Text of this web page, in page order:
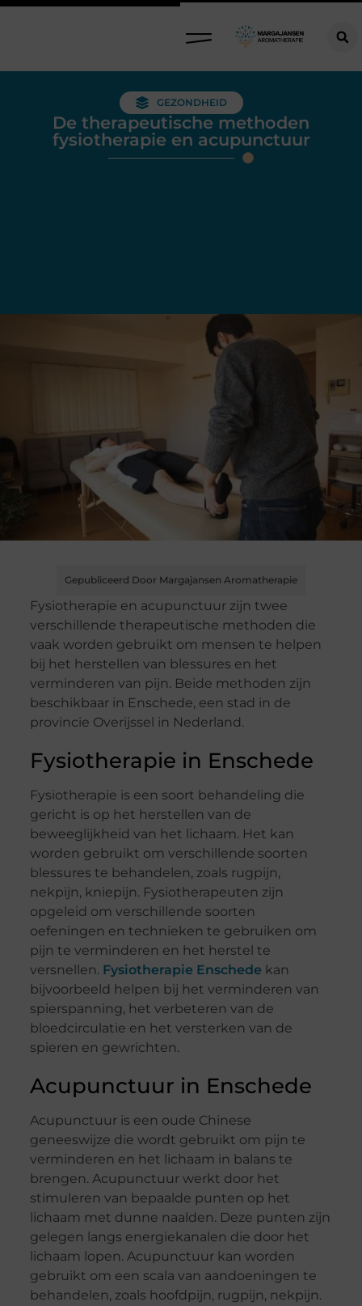
GEZONDHEID
De therapeutische methoden
fysiotherapie en acupunctuur
Gepubliceerd Door Margajansen Aromatherapie
Fysiotherapie en acupunctuur zijn twee
verschillende therapeutische methoden die
vaak worden gebruikt om mensen te helpen
bij het herstellen van blessures en het
verminderen van pijn. Beide methoden zijn
beschikbaar in Enschede, een stad in de
provincie Overijssel in Nederland.
Fysiotherapie in Enschede
Fysiotherapie is een soort behandeling die
gericht is op het herstellen van de
beweeglijkheid van het lichaam. Het kan
worden gebruikt om verschillende soorten
blessures te behandelen, zoals rugpijn,
nekpijn, kniepijn. Fysiotherapeuten zijn
opgeleid om verschillende soorten
oefeningen en technieken te gebruiken om
pijn te verminderen en het herstel te
versnellen. Fysiotherapie Enschede kan
bijvoorbeeld helpen bij het verminderen van
spierspanning, het verbeteren van de
bloedcirculatie en het versterken van de
spieren en gewrichten.
Acupunctuur in Enschede
Acupunctuur is een oude Chinese
geneeswijze die wordt gebruikt om pijn te
verminderen en het lichaam in balans te
brengen. Acupunctuur werkt door het
stimuleren van bepaalde punten op het
lichaam met dunne naalden. Deze punten zijn
gelegen langs energiekanalen die door het
lichaam lopen. Acupunctuur kan worden
gebruikt om een scala van aandoeningen te
behandelen, zoals hoofdpijn, rugpijn, nekpijn.